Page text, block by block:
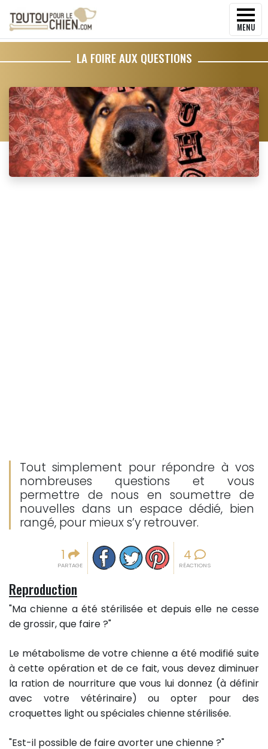
MENU
LA FOIRE AUX QUESTIONS
Tout simplement pour répondre à vos
nombreuses questions et vous
permettre de nous en soumettre de
nouvelles dans un espace dédié, bien
rangé, pour mieux s’y retrouver.
1
PARTAGE
Partager sur facebook
Partager sur Twitter
Epingler sur Pinterest
4
RÉACTIONS
Reproduction
"Ma chienne a été stérilisée et depuis elle ne cesse
de grossir, que faire ?"
Le métabolisme de votre chienne a été modifié suite
à cette opération et de ce fait, vous devez diminuer
la ration de nourriture que vous lui donnez (à définir
avec votre vétérinaire) ou opter pour des
croquettes light ou spéciales chienne stérilisée.
"Est-il possible de faire avorter une chienne ?"